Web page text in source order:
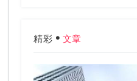
精彩 文章